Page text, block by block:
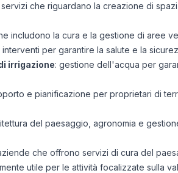
servizi che riguardano la creazione di
includono la cura e la gestione di aree
interventi per garantire la salute e la
irrigazione: gestione dell'acqua per
e pianificazione per proprietari di
del paesaggio, agronomia e
che offrono servizi di cura del
utile per le attività focalizzate sulla